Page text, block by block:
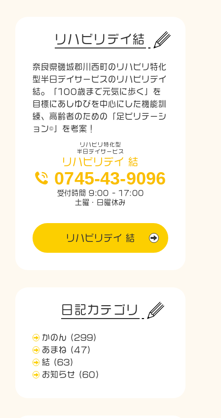
リハビリデイ結
奈良県磯城郡川西町のリハビリ特化
型半日デイサービスのリハビリデイ
結。「100歳まで元気に歩く」を
目標にあしゆびを中心にした機能訓
練、高齢者のための「足ビリテーシ
ョン©」を考案！
リハビリ特化型
半日デイサービス
リハビリデイ 結
0745-43-9096
受付時間 9:00 - 17:00
土曜・日曜休み
リハビリデイ 結
日記カテゴリ
かのん
(299)
あまね
(47)
結 (63)
お知らせ
(60)